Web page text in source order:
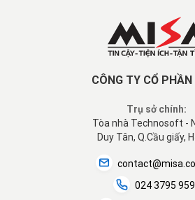
CÔNG TY CỔ
Trụ sở chính:
Tòa nhà Technosoft -
Duy Tân, Q.Cầu giấy,
024 3795